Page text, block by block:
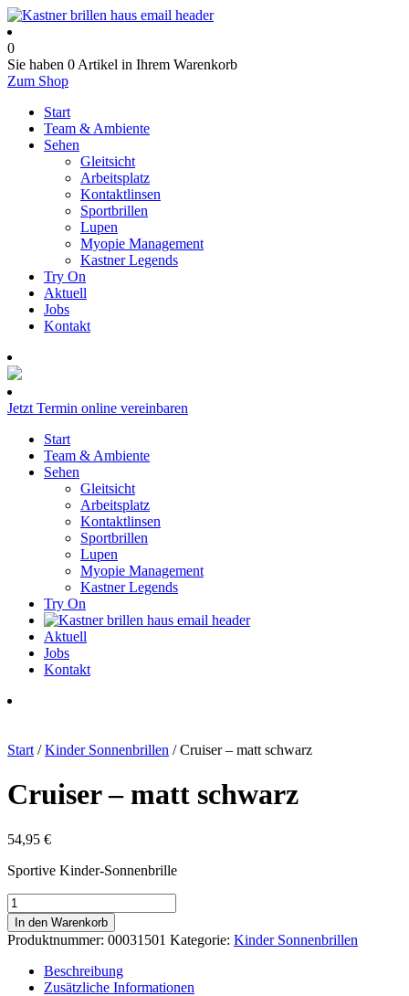
0
Sie haben 0 Artikel in Ihrem Warenkorb
Zum Shop
Start
Team & Ambiente
Sehen
Gleitsicht
Arbeitsplatz
Kontaktlinsen
Sportbrillen
Lupen
Myopie Management
Kastner Legends
Try On
Aktuell
Jobs
Kontakt
Jetzt Termin online vereinbaren
Start
Team & Ambiente
Sehen
Gleitsicht
Arbeitsplatz
Kontaktlinsen
Sportbrillen
Lupen
Myopie Management
Kastner Legends
Try On
Aktuell
Jobs
Kontakt
Start /Kinder Sonnenbrillen / Cruiser – matt schwarz
Cruiser – matt schwarz
54,95 €
Sportive Kinder-Sonnenbrille
Cruiser
-
matt
schwarz
Menge
In den Warenkorb
Produktnummer: 00031501 Kategorie: Kinder Sonnenbrillen
Beschreibung
Zusätzliche Informationen